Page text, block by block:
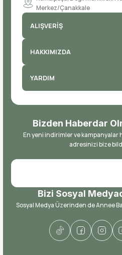
Merkez/Çanakkale
ALIŞVERİŞ
HAKKIMIZDA
YARDIM
Bizden Haberdar
En yeni indirimler ve kampanyalar
adresinizi bize
Bizi Sosyal
Sosyal Medya Üzerinden de Annee